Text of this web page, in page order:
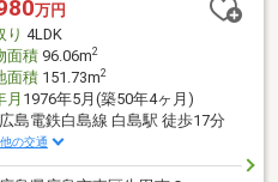
万円
り 4LDK
面積96.06m2
面積151.73m2
月 1976年5月(築50年4ヶ月)
広島電鉄白島線 白島駅 徒歩17分
の交通